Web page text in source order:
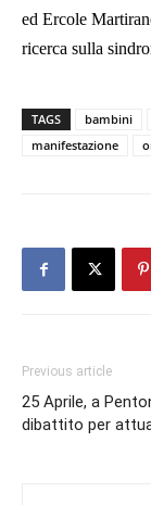
ed Ercole
ricerca sulla
TAGS bambini
manifestazione
Previous article
25 Aprile, a
dibattito per